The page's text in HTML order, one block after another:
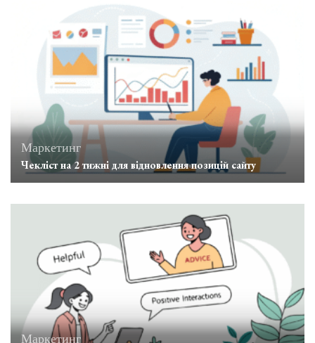
Маркетинг
Чекліст на 2 тижні для відновлення позицій сайту
Маркетинг